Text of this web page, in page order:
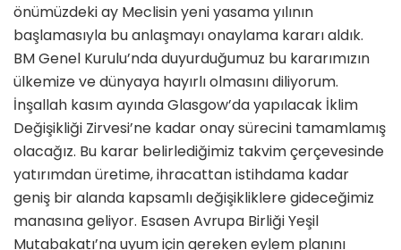
önümüzdeki ay Meclisin yeni yasama yılının
başlamasıyla bu anlaşmayı onaylama kararı aldık.
BM Genel Kurulu’nda duyurduğumuz bu kararımızın
ülkemize ve dünyaya hayırlı olmasını diliyorum.
İnşallah kasım ayında Glasgow’da yapılacak İklim
Değişikliği Zirvesi’ne kadar onay sürecini tamamlamış
olacağız. Bu karar belirlediğimiz takvim çerçevesinde
yatırımdan üretime, ihracattan istihdama kadar
geniş bir alanda kapsamlı değişikliklere gideceğimiz
manasına geliyor. Esasen Avrupa Birliği Yeşil
Mutabakatı’na uyum için gereken eylem planını